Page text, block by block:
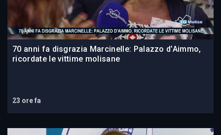
70 anni fa disgrazia Marcinelle: Palazzo d’Aimmo,
ricordate le vittime molisane
23 ore fa